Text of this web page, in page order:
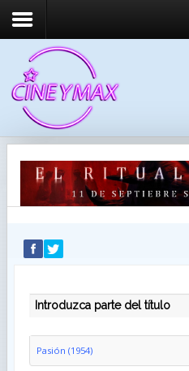
INTRODUZCA PARTE DEL
Pasión (1954)